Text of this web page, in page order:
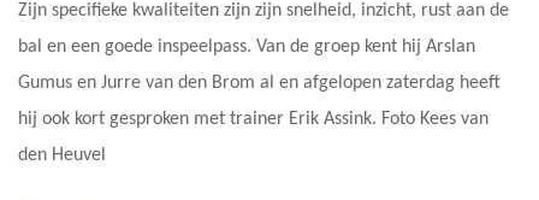
Zijn specifieke kwaliteiten zijn zijn snelheid, inzicht, rust aan de
bal en een goede inspeelpass. Van de groep kent hij Arslan
Gumus en Jurre van den Brom al en afgelopen zaterdag heeft
hij ook kort gesproken met trainer Erik Assink. Foto Kees van
den Heuvel